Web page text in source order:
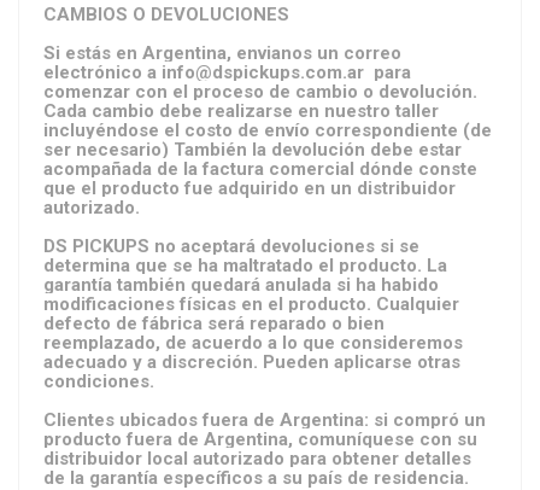
CAMBIOS O DEVOLUCIONES
Si estás en Argentina, envianos un correo
electrónico a info@dspickups.com.ar para
comenzar con el proceso de cambio o devolución.
Cada cambio debe realizarse en nuestro taller
incluyéndose el costo de envío correspondiente (de
ser necesario) También la devolución debe estar
acompañada de la factura comercial dónde conste
que el producto fue adquirido en un distribuidor
autorizado.
DS PICKUPS no aceptará devoluciones si se
determina que se ha maltratado el producto. La
garantía también quedará anulada si ha habido
modificaciones físicas en el producto. Cualquier
defecto de fábrica será reparado o bien
reemplazado, de acuerdo a lo que consideremos
adecuado y a discreción. Pueden aplicarse otras
condiciones.
Clientes ubicados fuera de Argentina: si compró un
producto fuera de Argentina, comuníquese con su
distribuidor local autorizado para obtener detalles
de la garantía específicos a su país de residencia.